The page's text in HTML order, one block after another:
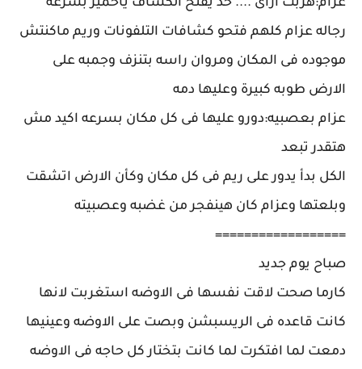
عزام:هربت ازاى .... حد يفتح الكشاف ياحمير بسرعه
رجاله عزام كلهم فتحو كشافات التلفونات وريم ماكنتش
موجوده فى المكان ومروان راسه بتنزف وجمبه على
الارض طوبه كبيرة وعليها دمه
عزام بعصبيه:دورو عليها فى كل مكان بسرعه اكيد مش
هتقدر تبعد
الكل بدأ يدور على ريم فى كل مكان وكأن الارض اتشقت
وبلعتها وعزام كان هينفجر من غضبه وعصبيته
==================
صباح يوم جديد
كارما صحت لاقت نفسها فى الاوضه استغربت لانها
كانت قاعده فى الريسبشن وبصت على الاوضه وعينيها
دمعت لما افتكرت لما كانت بتختار كل حاجه فى الاوضه